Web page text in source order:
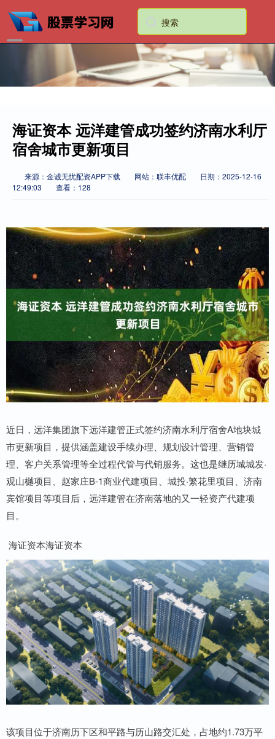
海证资本 远洋建管成功签约济南水利厅
宿舍城市更新项目
来源：金诚无忧配资APP下载 网站：联丰优配
日期：2025-12-16
12:49:03
查看：128
近日，远洋集团旗下远洋建管正式签约济南水利厅宿舍A地块城
市更新项目，提供涵盖建设手续办理、规划设计管理、营销管
理、客户关系管理等全过程代管与代销服务。这也是继历城城发·
观山樾项目、赵家庄B-1商业代建项目、城投·繁花里项目、济南
宾馆项目等项目后，远洋建管在济南落地的又一轻资产代建项
目。
海证资本海证资本
该项目位于济南历下区和平路与历山路交汇处，占地约1.73万平